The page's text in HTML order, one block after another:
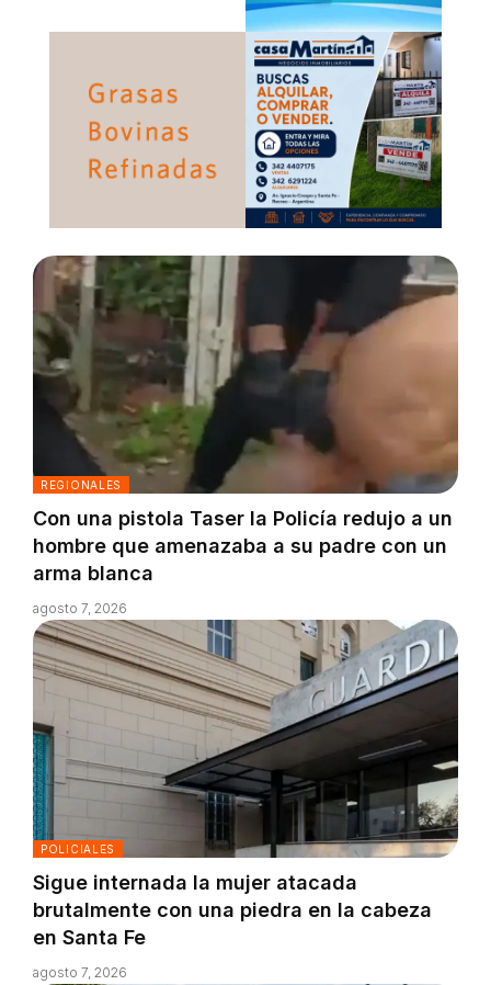
REGIONALES
Con una pistola Taser la Policía redujo a un
hombre que amenazaba a su padre con un
arma blanca
agosto 7, 2026
POLICIALES
Sigue internada la mujer atacada
brutalmente con una piedra en la cabeza
en Santa Fe
agosto 7, 2026